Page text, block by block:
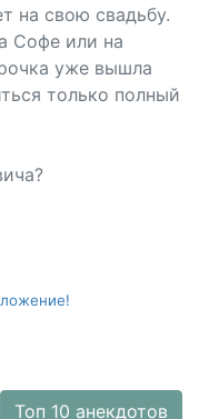
на свою свадьбу.
Софе или на
уже вышла
только полный
Топ 10 анекдотов